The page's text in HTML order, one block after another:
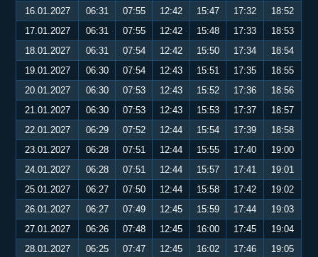
16.01.2027
06:31 07:55 12:42 15:47 17:32
18:52
17.01.2027
06:31 07:55 12:42 15:48 17:33
18:53
18.01.2027
06:31 07:54 12:42 15:50 17:34
18:54
19.01.2027
06:30 07:54 12:43 15:51 17:35
18:55
20.01.2027
06:30 07:53 12:43 15:52 17:36
18:56
21.01.2027
06:30 07:53 12:43 15:53 17:37
18:57
22.01.2027
06:29 07:52 12:44 15:54 17:39
18:58
23.01.2027
06:28 07:51 12:44 15:55 17:40
19:00
24.01.2027
06:28 07:51 12:44 15:57 17:41
19:01
25.01.2027
06:27 07:50 12:44 15:58 17:42
19:02
26.01.2027
06:27 07:49 12:45 15:59 17:44
19:03
27.01.2027
06:26 07:48 12:45 16:00 17:45
19:04
28.01.2027
06:25 07:47 12:45 16:02 17:46
19:05